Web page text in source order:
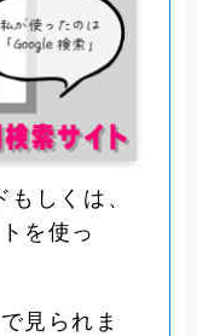
しくは、
を使っ
見られま